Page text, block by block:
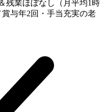
残業ほぼなし（月平均1時
与年2回・手当充実の老